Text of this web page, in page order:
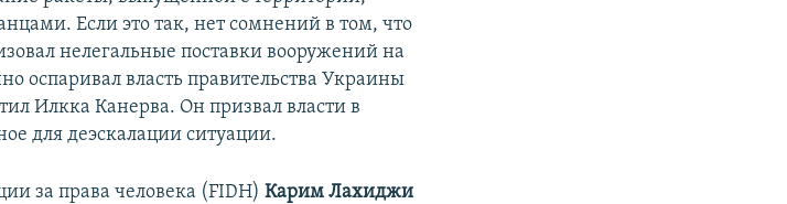
Если это так, нет сомнений в том, что
нелегальные поставки вооружений на
оспаривал власть правительства Украины
Илкка Канерва. Он призвал власти в
для деэскалации ситуации.
за права человека (FIDH)Карим Лахиджи